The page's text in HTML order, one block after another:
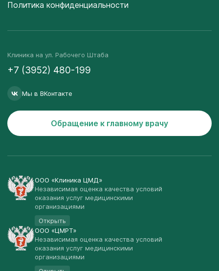
Политика конфиденциальности
Клиника на ул. Рабочего Штаба
+7 (3952) 480-199
Мы в ВКонтакте
Обращение к главному врачу
ООО «Клиника ЦМД»
Независимая оценка качества условий
оказания услуг медицинскими
организациями
Открыть
ООО «ЦМРТ»
Независимая оценка качества условий
оказания услуг медицинскими
организациями